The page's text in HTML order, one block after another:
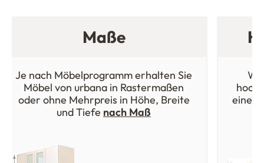
Maße
Je nach Möbelprogramm erhalten Sie
Möbel von urbana in Rastermaßen
oder ohne Mehrpreis in Höhe, Breite
und Tiefe nach Maß
einer